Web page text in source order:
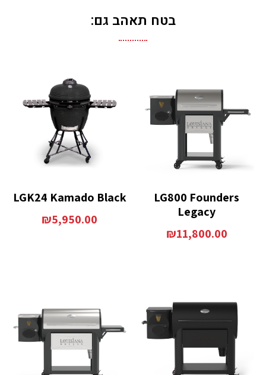
בטח תאהב גם:
LG800 Founders
Legacy
₪11,800.00
LGK24 Kamado Black
₪5,950.00